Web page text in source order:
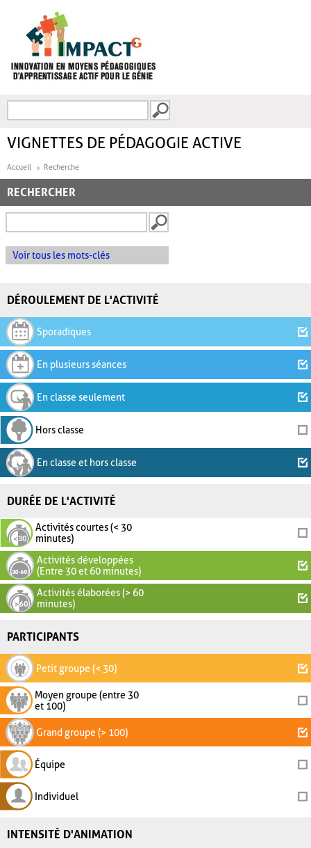
FORMULAIRE DE
VIGNETTES DE PÉDAGOGIE ACTIVE
Accueil Recherche
RECHERCHER
Voir tous les mots-clés
DÉROULEMENT DE L'ACTIVITÉ
Sporadiques
En plusieurs séances
En classe seulement
Hors classe
En classe et hors classe
DURÉE DE L'ACTIVITÉ
Activités courtes (< 30
minutes)
Activités développées
(Entre 30 et 60 minutes)
Activités élaborées (> 60
minutes)
PARTICIPANTS
Petit groupe (< 30)
Moyen groupe (entre 30
et 100)
Grand groupe (> 100)
Équipe
Individuel
INTENSITÉ D'ANIMATION